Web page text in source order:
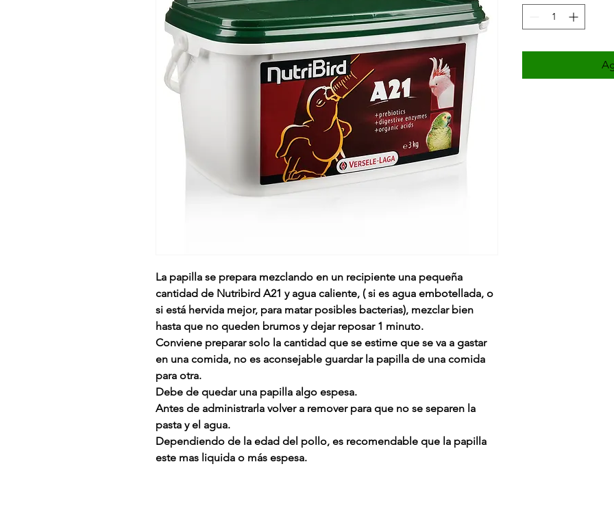
La papilla se prepara mezclando en un recipiente una pequeña
cantidad de Nutribird A21 y agua caliente, ( si es agua embotellada, o
si está hervida mejor, para matar posibles bacterias), mezclar bien
hasta que no queden brumos y dejar reposar 1 minuto.
Conviene preparar solo la cantidad que se estime que se va a gastar
en una comida, no es aconsejable guardar la papilla de una comida
para otra.
Debe de quedar una papilla algo espesa.
Antes de administrarla volver a remover para que no se separen la
pasta y el agua.
Dependiendo de la edad del pollo, es recomendable que la papilla
este mas liquida o más espesa.